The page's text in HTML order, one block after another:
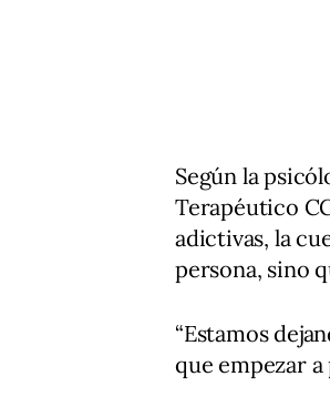
Según la
Terapéutico
adictivas, la
persona, sino
“Estamos
que empezar